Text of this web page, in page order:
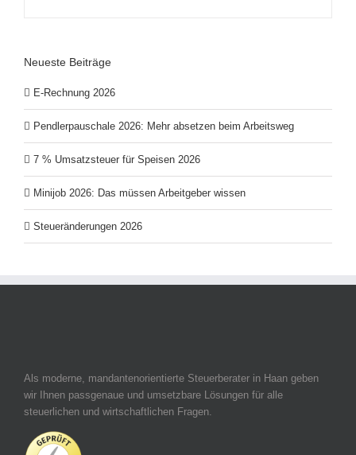
Neueste Beiträge
E-Rechnung 2026
Pendlerpauschale 2026: Mehr absetzen beim Arbeitsweg
7 % Umsatzsteuer für Speisen 2026
Minijob 2026: Das müssen Arbeitgeber wissen
Steueränderungen 2026
Als moderne, mandantenorientierte Steuerberater in Haan geben
wir Ihnen passgenaue und umsetzbare Lösungen für alle
steuerlichen und wirtschaftlichen Fragen.